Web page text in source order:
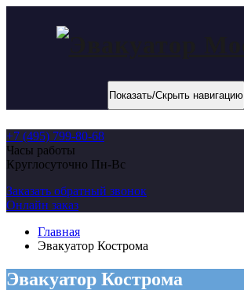
Показать/Скрыть навигацию
+7 (495) 799-80-68
Часы работы
Круглосуточно Пн-Вс
Заказать обратный звонок
Онлайн заказ
Главная
Эвакуатор Кострома
Эвакуатор Кострома